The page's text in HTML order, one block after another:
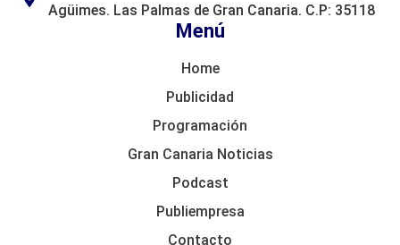
Menú
Home
Publicidad
Programación
Gran Canaria Noticias
Podcast
Publiempresa
Contacto
Agüimes. Las Palmas de Gran Canaria. C.P: 35118